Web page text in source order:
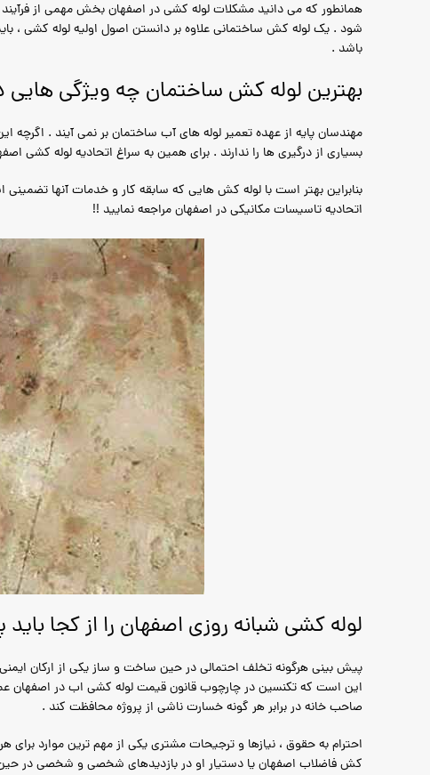
همانطور که می دانید مشکلات لوله کشی در اصفهان بخش مهمی از
شود . یک لوله کش ساختمانی علاوه بر دانستن اصول اولیه لوله کشی ،
باشد .
بهترین لوله کش ساختمان چه ویژگی هایی
مهندسان پایه از عهده تعمیر لوله های آب ساختمان بر نمی آیند .
بسیاری از درگیری ها را ندارند . برای همین به سراغ اتحادیه لوله کشی
بنابراین بهتر است با لوله کش هایی که سابقه کار و خدمات آنها
اتحادیه تاسیسات مکانیکی در اصفهان مراجعه نمایید !!
لوله کشی شبانه روزی اصفهان را از کجا باید
پیش بینی هرگونه تخلف احتمالی در حین ساخت و ساز یکی از ارکان
این است که تکنسین در چارچوب قانون قیمت لوله کشی اب در اصفهان
صاحب خانه در برابر هر گونه خسارت ناشی از پروژه محافظت کند .
احترام به حقوق ، نیازها و ترجیحات مشتری یکی از مهم ترین موارد
کش فاضلاب اصفهان یا دستیار او در بازدیدهای شخصی و شخصی در حین